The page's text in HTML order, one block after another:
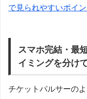
で見られやすいポイン
スマホ完結・最
イミングを分け
チケットパルサーの